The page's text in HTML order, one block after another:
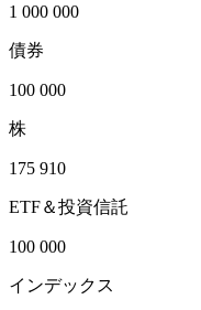
1 000 000
債券
100 000
株
175 910
ETF＆投資信託
100 000
インデックス